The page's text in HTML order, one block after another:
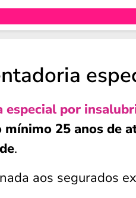
especial por
25 anos de
.
aos segurados